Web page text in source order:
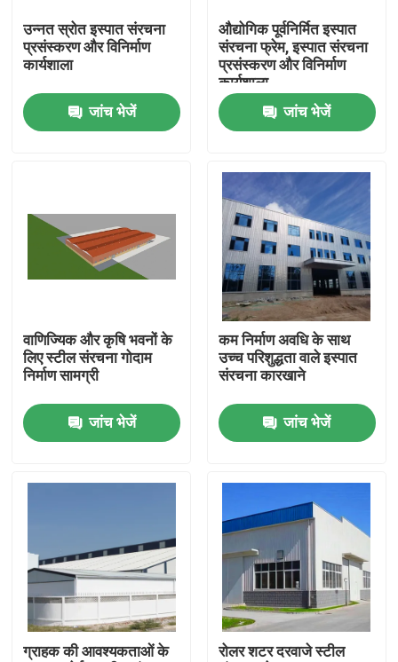
कारखाना भ्रमण
गुणवत्ता नियंत्रण
एक उद्धरण का अनुरोध करें
इस्पात संरचना गोदाम
इस्पात संरचना कार्यशाला
हल्के इस्पात संरचना
उन्नत स्रोत इस्पात संरचना
प्रसंस्करण और विनिर्माण
कार्यशाला
जांच भेजें
औद्योगिक पूर्वनिर्मित इस्पात
संरचना फ्रेम, इस्पात संरचना
प्रसंस्करण और विनिर्माण
कार्यशाला
जांच भेजें
वाणिज्यिक और कृषि भवनों के
लिए स्टील संरचना गोदाम
निर्माण सामग्री
जांच भेजें
कम निर्माण अवधि के साथ
उच्च परिशुद्धता वाले इस्पात
संरचना कारखाने
जांच भेजें
ग्राहक की आवश्यकताओं के
रोलर शटर दरवाजे स्टील